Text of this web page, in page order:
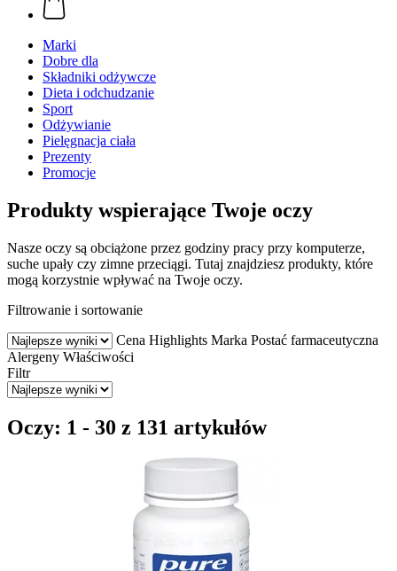
Marki
Dobre dla
Składniki odżywcze
Dieta i odchudzanie
Sport
Odżywianie
Pielęgnacja ciała
Prezenty
Promocje
Produkty wspierające Twoje oczy
Nasze oczy są obciążone przez godziny pracy przy komputerze,
suche upały czy zimne przeciągi. Tutaj znajdziesz produkty, które
mogą korzystnie wpływać na Twoje oczy.
Filtrowanie i sortowanie
Cena Highlights Marka Postać farmaceutyczna
Alergeny Właściwości
Filtr
Oczy: 1 - 30 z 131 artykułów